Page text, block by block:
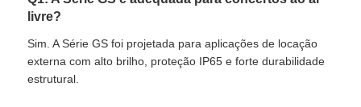
livre?
Sim. A Série GS foi projetada para aplicações de locação
externa com alto brilho, proteção IP65 e forte durabilidade
estrutural.